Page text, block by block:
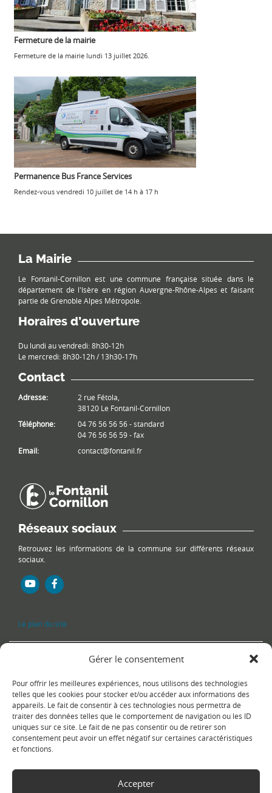
Gérer le consentement
Pour offrir les meilleures expériences, nous utilisons des technologies
telles que les cookies pour stocker et/ou accéder aux informations des
appareils. Le fait de consentir à ces technologies nous permettra de
traiter des données telles que le comportement de navigation ou les ID
uniques sur ce site. Le fait de ne pas consentir ou de retirer son
consentement peut avoir un effet négatif sur certaines caractéristiques
et fonctions.
Accepter
Fermeture de la mairie
Fermeture de la mairie lundi 13 juillet 2026.
Permanence Bus France Services
Rendez-vous vendredi 10 juillet de 14 h à 17 h
La Mairie
Le Fontanil-Cornillon est une commune française située dans le
département de l'Isère en région Auvergne-Rhône-Alpes et faisant
partie de Grenoble Alpes Métropole.
Horaires d’ouverture
Du lundi au vendredi: 8h30-12h
Le mercredi: 8h30-12h / 13h30-17h
Contact
Adresse:
2 rue Fétola,
38120 Le Fontanil-Cornillon
Téléphone:
04 76 56 56 56 - standard
04 76 56 56 59 - fax
Email:
contact@fontanil.fr
Réseaux sociaux
Retrouvez les informations de la commune sur différents réseaux
sociaux.
Le plan du site
Copyright ⒸLe Fontanil-Cornillon-Mentions légales -Politique de
confidentialité- Réalisation :Sukellos - Agence web WordPress -